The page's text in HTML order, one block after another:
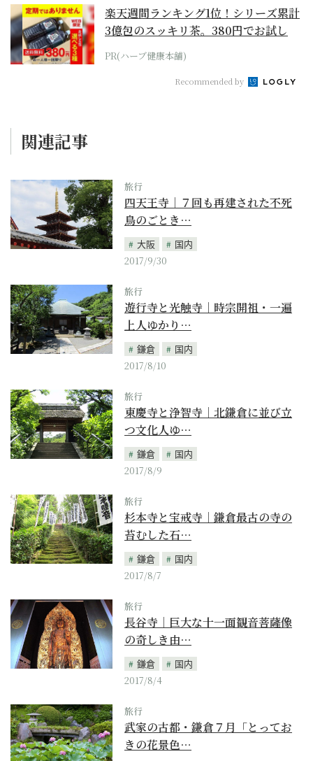
楽天週間ランキング1位！シリーズ累計
3億包のスッキリ茶。380円でお試し
PR(ハーブ健康本舗)
Recommended by
関連記事
旅行
四天王寺｜７回も再建された不死
鳥のごとき…
大阪
国内
2017/9/30
旅行
遊行寺と光触寺｜時宗開祖・一遍
上人ゆかり…
鎌倉
国内
2017/8/10
旅行
東慶寺と浄智寺｜北鎌倉に並び立
つ文化人ゆ…
鎌倉
国内
2017/8/9
旅行
杉本寺と宝戒寺｜鎌倉最古の寺の
苔むした石…
鎌倉
国内
2017/8/7
旅行
長谷寺｜巨大な十一面観音菩薩像
の奇しき由…
鎌倉
国内
2017/8/4
旅行
武家の古都・鎌倉７月「とってお
きの花景色…